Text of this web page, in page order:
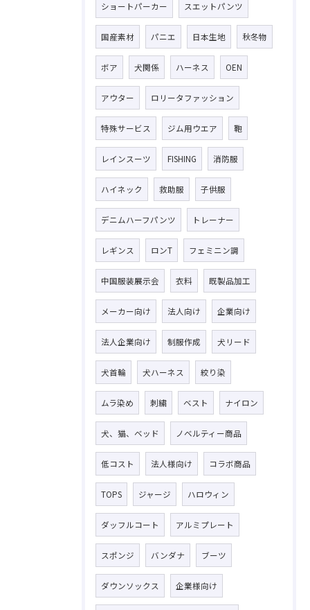
ショートパーカー スエットパンツ
国産素材 パニエ 日本生地 秋冬物
ボア 犬関係 ハーネス OEN
アウター ロリータファッション
特殊サービス ジム用ウエア 鞄
レインスーツ FISHING 消防服
ハイネック 救助服 子供服
デニムハーフパンツ トレーナー
レギンス ロンT フェミニン調
中国服装展示会 衣料 既製品加工
メーカー向け 法人向け 企業向け
法人企業向け 制服作成 犬リード
犬首輪 犬ハーネス 絞り染
ムラ染め 刺繍 ベスト ナイロン
犬、猫、ベッド ノベルティー商品
低コスト 法人様向け コラボ商品
TOPS ジャージ ハロウィン
ダッフルコート アルミプレート
スポンジ バンダナ ブーツ
ダウンソックス 企業様向け